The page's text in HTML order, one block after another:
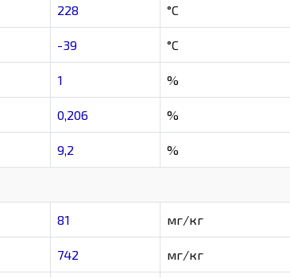
228 °C
-39 °C
1 %
0,206 %
9,2 %
81 мг/кг
742 мг/кг